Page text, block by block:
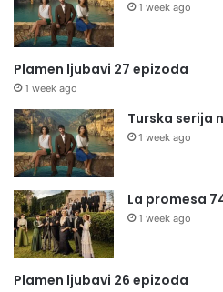
1 week ago
Plamen ljubavi 27 epizoda
1 week ago
Turska serija
1 week ago
La promesa
1 week ago
Plamen ljubavi 26 epizoda